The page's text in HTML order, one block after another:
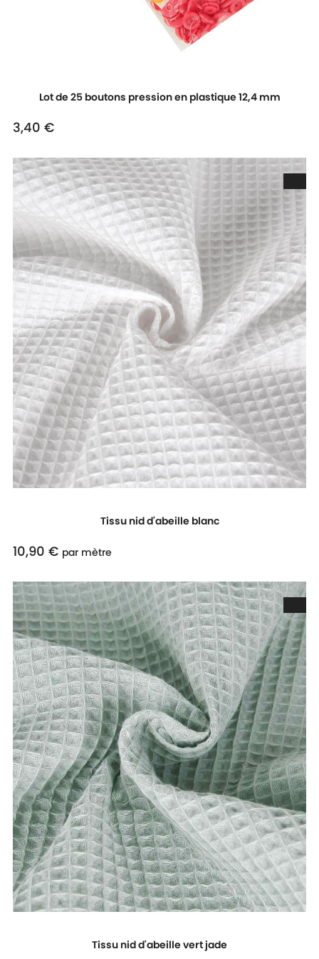
Lot de 25 boutons pression en plastique 12,4 mm
Prix
3,40 €
Tissu nid d'abeille blanc
Prix
10,90 € par mètre
Tissu nid d'abeille vert jade